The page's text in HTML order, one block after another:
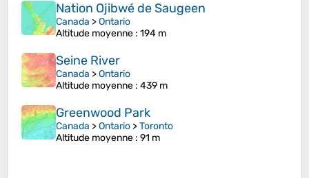
Nation Ojibwé de Saugeen
Canada >Ontario
Altitude moyenne : 194 m
Seine River
Canada >Ontario
Altitude moyenne : 439 m
Greenwood Park
Canada >Ontario >Toronto
Altitude moyenne : 91 m